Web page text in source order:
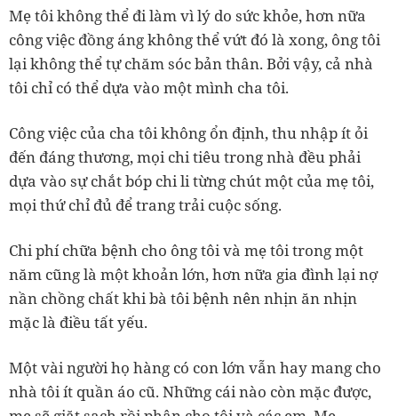
Mẹ tôi không thể đi làm vì lý do sức khỏe, hơn nữa
công việc đồng áng không thể vứt đó là xong, ông tôi
lại không thể tự chăm sóc bản thân. Bởi vậy, cả nhà
tôi chỉ có thể dựa vào một mình cha tôi.
Công việc của cha tôi không ổn định, thu nhập ít ỏi
đến đáng thương, mọi chi tiêu trong nhà đều phải
dựa vào sự chắt bóp chi li từng chút một của mẹ tôi,
mọi thứ chỉ đủ để trang trải cuộc sống.
Chi phí chữa bệnh cho ông tôi và mẹ tôi trong một
năm cũng là một khoản lớn, hơn nữa gia đình lại nợ
nần chồng chất khi bà tôi bệnh nên nhịn ăn nhịn
mặc là điều tất yếu.
Một vài người họ hàng có con lớn vẫn hay mang cho
nhà tôi ít quần áo cũ. Những cái nào còn mặc được,